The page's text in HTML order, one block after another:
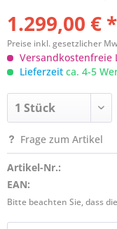
1.299,00 € *
Preise inkl. gesetzlicher
Versandkostenfreie
Lieferzeit ca. 4-5
Frage zum Artikel
Artikel-Nr.:
EAN:
Bitte beachten Sie, dass